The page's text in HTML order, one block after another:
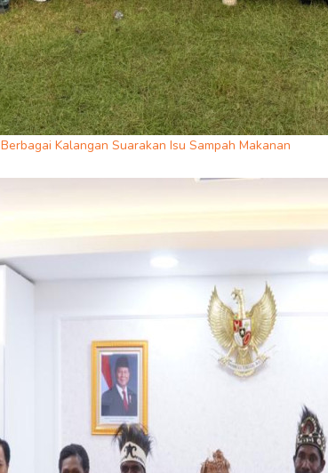
Kalangan Suarakan Isu Sampah Makanan